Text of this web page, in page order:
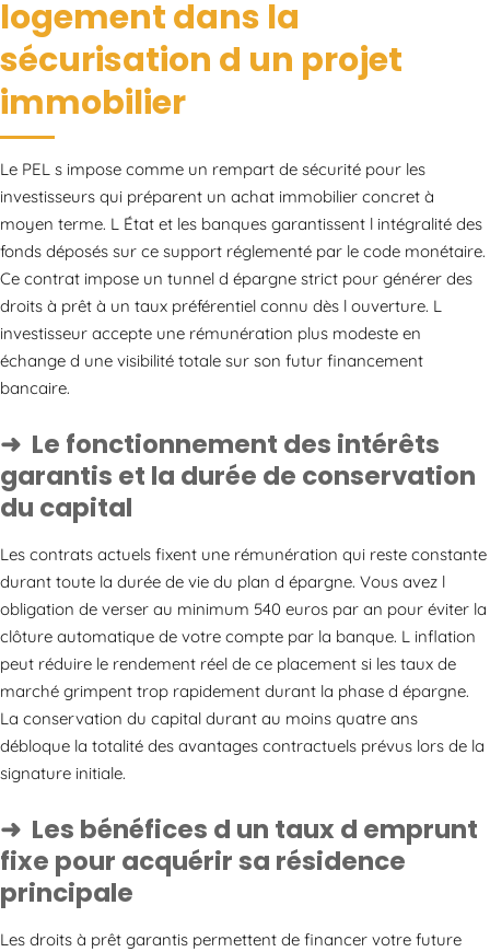
logement dans la
sécurisation d un projet
immobilier
Le PEL s impose comme un rempart de sécurité pour les
investisseurs qui préparent un achat immobilier concret à
moyen terme. L État et les banques garantissent l intégralité des
fonds déposés sur ce support réglementé par le code monétaire.
Ce contrat impose un tunnel d épargne strict pour générer des
droits à prêt à un taux préférentiel connu dès l ouverture. L
investisseur accepte une rémunération plus modeste en
échange d une visibilité totale sur son futur financement
bancaire.
Le fonctionnement des intérêts
garantis et la durée de conservation
du capital
Les contrats actuels fixent une rémunération qui reste constante
durant toute la durée de vie du plan d épargne. Vous avez l
obligation de verser au minimum 540 euros par an pour éviter la
clôture automatique de votre compte par la banque. L inflation
peut réduire le rendement réel de ce placement si les taux de
marché grimpent trop rapidement durant la phase d épargne.
La conservation du capital durant au moins quatre ans
débloque la totalité des avantages contractuels prévus lors de la
signature initiale.
Les bénéfices d un taux d emprunt
fixe pour acquérir sa résidence
principale
Les droits à prêt garantis permettent de financer votre future